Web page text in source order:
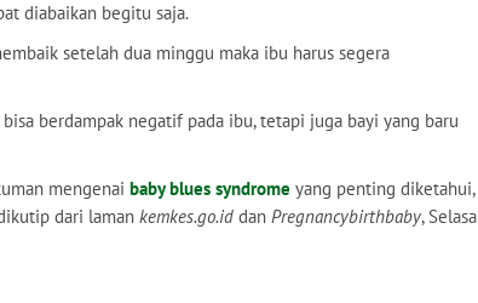
diabaikan begitu saja.
setelah dua minggu maka ibu harus segera
berdampak negatif pada ibu, tetapi juga bayi yang baru
mengenai baby blues syndrome yang penting diketahui,
dari laman kemkes.go.id dan Pregnancybirthbaby, Selasa